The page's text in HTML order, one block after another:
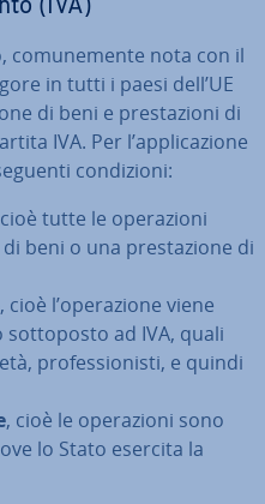
(IVA)
co­mu­ne­men­te nota con il
in tutti i paesi dell’UE
di beni e pre­sta­zio­ni di
IVA. Per l’ap­pli­ca­zio­ne
con­di­zio­ni:
tutte le ope­ra­zio­ni
beni o una pre­sta­zio­ne di
, cioè l’ope­ra­zio­ne viene
ad IVA, quali
pro­fes­sio­ni­sti, e quindi
, cioè le ope­ra­zio­ni sono
lo Stato esercita la